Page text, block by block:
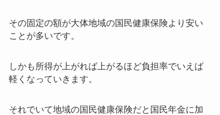
その固定の額が大体地域の国民健康保険より安い
ことが多いです。
しかも 所得が上がれば上がるほど負担率でいえば
軽くなっていきます。
それでいて地域の国民健康保険だと国民年金に加